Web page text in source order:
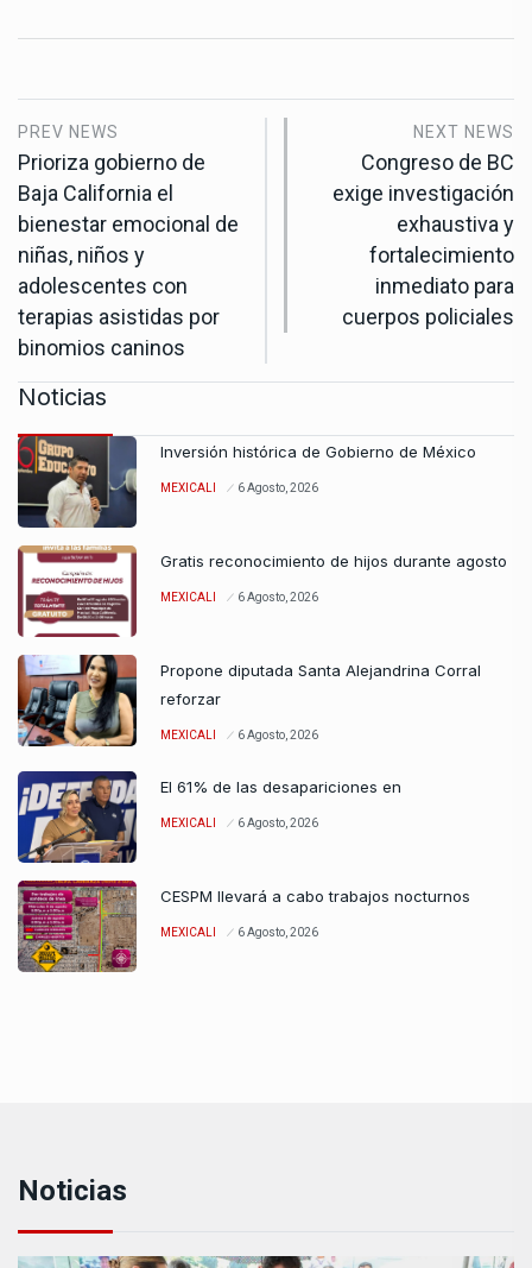
PREV NEWS
Prioriza gobierno de
Baja California el
bienestar emocional de
niñas, niños y
adolescentes con
terapias asistidas por
binomios caninos
NEXT NEWS
Congreso de BC
exige investigación
exhaustiva y
fortalecimiento
inmediato para
cuerpos policiales
Noticias
Inversión histórica de Gobierno de México
MEXICALI 6 Agosto, 2026
Gratis reconocimiento de hijos durante agosto
MEXICALI 6 Agosto, 2026
Propone diputada Santa Alejandrina Corral
reforzar
MEXICALI 6 Agosto, 2026
El 61% de las desapariciones en
MEXICALI 6 Agosto, 2026
CESPM llevará a cabo trabajos nocturnos
MEXICALI 6 Agosto, 2026
Noticias